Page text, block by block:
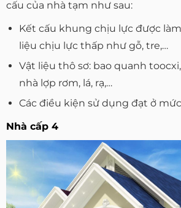
cấu của nhà tạm như sau:
Kết cấu khung chịu lực được
liệu chịu lực thấp như gỗ, tre,…
Vật liệu thô sơ: bao quanh
nhà lợp rơm, lá, rạ,…
Các điều kiện sử dụng đạt ở
Nhà cấp 4